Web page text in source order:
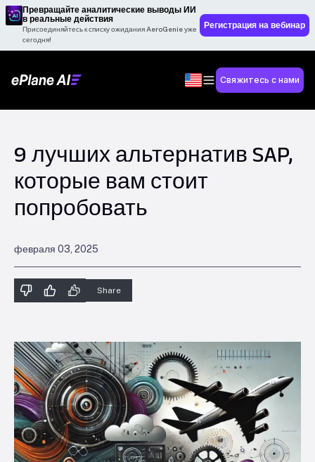
Превращайте аналитические выводы ИИ
в реальные действия
Присоединяйтесь к списку ожидания AeroGenie уже
сегодня!
Регистрация на вебинар
Свяжитесь с нами
9 лучших альтернатив SAP,
которые вам стоит
попробовать
февраля 03, 2025
Share